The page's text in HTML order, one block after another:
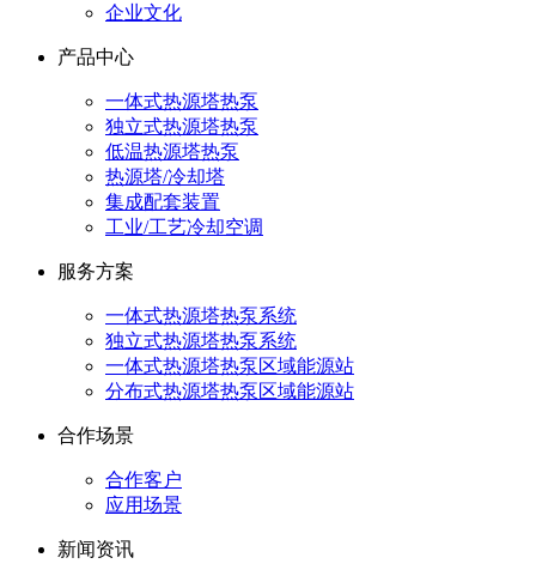
企业文化
产品中心
一体式热源塔热泵
独立式热源塔热泵
低温热源塔热泵
热源塔/冷却塔
集成配套装置
工业/工艺冷却空调
服务方案
一体式热源塔热泵系统
独立式热源塔热泵系统
一体式热源塔热泵区域能源站
分布式热源塔热泵区域能源站
合作场景
合作客户
应用场景
新闻资讯